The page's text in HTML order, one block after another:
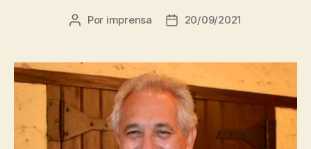
Autor
Por imprensa
Data20/09/2021